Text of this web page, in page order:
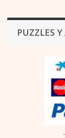
PUZZLES Y